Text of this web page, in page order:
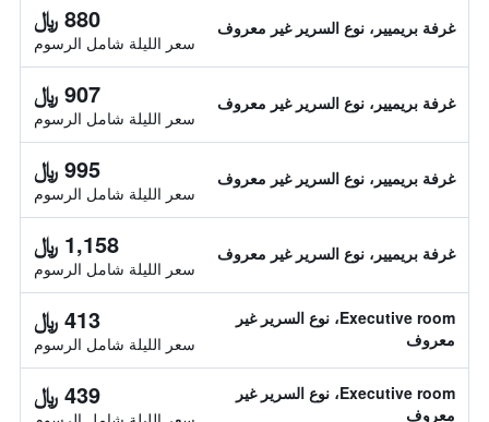
غرفة بريميير، نوع السرير غير معروف 880 ﷼
سعر الليلة شامل الرسوم
غرفة بريميير، نوع السرير غير معروف 907 ﷼
سعر الليلة شامل الرسوم
غرفة بريميير، نوع السرير غير معروف 995 ﷼
سعر الليلة شامل الرسوم
غرفة بريميير، نوع السرير غير معروف 1,158 ﷼
سعر الليلة شامل الرسوم
Executive room، نوع السرير غير
معروف
413 ﷼
سعر الليلة شامل الرسوم
Executive room، نوع السرير غير
معروف
439 ﷼